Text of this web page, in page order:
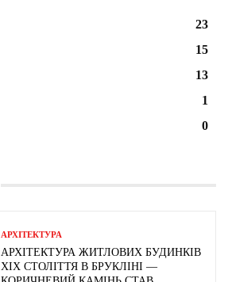
23
15
13
1
0
АРХІТЕКТУРА
АРХІТЕКТУРА ЖИТЛОВИХ БУДИНКІВ
ХІХ СТОЛІТТЯ В БРУКЛІНІ —